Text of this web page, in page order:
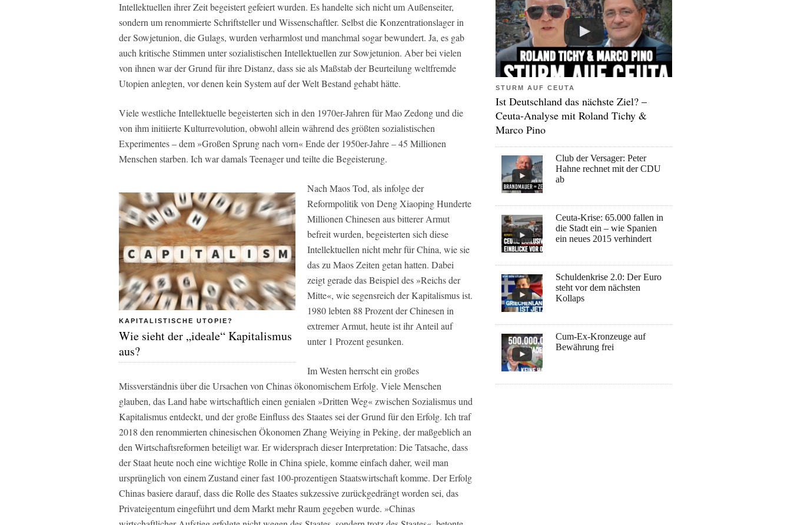
Intellektuellen ihrer Zeit begeistert gefeiert wurden. Es handelte sich nicht um Außenseiter,
sondern um renommierte Schriftsteller und Wissenschaftler. Selbst die Konzentrationslager in
der Sowjetunion, die Gulags, wurden verharmlost und manchmal sogar bewundert. Ja, es gab
auch kritische Stimmen unter sozialistischen Intellektuellen zur Sowjetunion. Aber bei vielen
von ihnen war der Grund für ihre Distanz, dass sie als Maßstab der Beurteilung weltfremde
Utopien anlegten, vor denen kein System auf der Welt Bestand gehabt hätte.
Viele westliche Intellektuelle begeisterten sich in den 1970er-Jahren für Mao Zedong und die
von ihm initiierte Kulturrevolution, obwohl allein während des größten sozialistischen
Experimentes – dem »Großen Sprung nach vorn« Ende der 1950er-Jahre – 45 Millionen
Menschen starben. Ich war damals Teenager und teilte die Begeisterung.
KAPITALISTISCHE UTOPIE?
Wie sieht der „ideale“ Kapitalismus
aus?
Nach Maos Tod, als infolge der
Reformpolitik von Deng Xiaoping Hunderte
Millionen Chinesen aus bitterer Armut
befreit wurden, begeisterten sich diese
Intellektuellen nicht mehr für China, wie sie
das zu Maos Zeiten getan hatten. Dabei
zeigt gerade das Beispiel des »Reichs der
Mitte«, wie segensreich der Kapitalismus ist.
1980 lebten 88 Prozent der Chinesen in
extremer Armut, heute ist ihr Anteil auf
unter 1 Prozent gesunken.
Im Westen herrscht ein großes
Missverständnis über die Ursachen von Chinas ökonomischem Erfolg. Viele Menschen
glauben, das Land habe wirtschaftlich einen genialen »Dritten Weg« zwischen Sozialismus und
Kapitalismus entdeckt, und der große Einfluss des Staates sei der Grund für den Erfolg. Ich traf
2018 den renommierten chinesischen Ökonomen Zhang Weiying in Peking, der maßgeblich an
den Wirtschaftsreformen beteiligt war. Er widersprach dieser Interpretation: Die Tatsache, dass
der Staat heute noch eine wichtige Rolle in China spiele, komme einfach daher, weil man
ursprünglich von einem Zustand einer fast 100-prozentigen Staatswirtschaft komme. Der Erfolg
Chinas basiere darauf, dass die Rolle des Staates sukzessive zurückgedrängt worden sei, das
Privateigentum eingeführt und dem Markt mehr Raum gegeben wurde. »Chinas
STURM AUF CEUTA
Ist Deutschland das nächste Ziel? –
Ceuta-Analyse mit Roland Tichy &
Marco Pino
Club der Versager: Peter
Hahne rechnet mit der CDU
ab
Ceuta-Krise: 65.000 fallen in
die Stadt ein – wie Spanien
ein neues 2015 verhindert
Schuldenkrise 2.0: Der Euro
steht vor dem nächsten
Kollaps
Cum-Ex-Kronzeuge auf
Bewährung frei